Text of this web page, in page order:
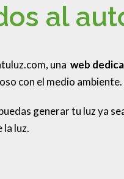
al
una web
con el medio ambiente.
generar tu luz ya
luz.